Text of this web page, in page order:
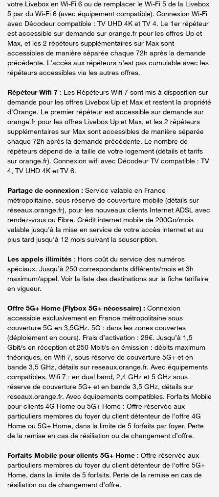
votre Livebox en Wi-Fi 6 ou de remplacer le Wi-Fi 5 de la Livebox
5 par du Wi-Fi 6 (avec équipement compatible). Connexion Wi-Fi
avec Décodeur compatible : TV UHD 4K et TV 4. Le 1er répéteur
est accessible sur demande sur orange.fr pour les offres Up et
Max, et les 2 répéteurs supplémentaires sur Max sont
accessibles de manière séparée chaque 72h après la demande
précédente. L’accès aux répéteurs n’est pas cumulable avec les
répéteurs accessibles via les autres offres.
Répéteur Wifi 7 : Les Répéteurs Wifi 7 sont mis à disposition sur
demande pour les offres Livebox Up et Max et restent la propriété
d'Orange. Le premier répéteur est accessible sur demande sur
orange.fr pour les offres Livebox Up et Max, et les 2 répéteurs
supplémentaires sur Max sont accessibles de manière séparée
chaque 72h après la demande précédente. Le nombre de
répéteurs dépend de la taille de votre logement (détails et tarifs
sur orange.fr). Connexion wifi avec Décodeur TV compatible : TV
4, TV UHD 4K et TV 6.
Partage de connexion : Service valable en France
métropolitaine, sous réserve de couverture mobile (détails sur
réseaux.orange.fr), pour les nouveaux clients Internet ADSL avec
rendez-vous ou Fibre. Crédit internet mobile de 200Go/mois
valable jusqu'à la mise en service de votre accès internet et au
plus tard jusqu'à 12 mois suivant la souscription.
Les appels illimités : Hors coût du service des numéros
spéciaux. Jusqu’à 250 correspondants différents/mois et 3h
maximum/appel. Voir la liste des destinations sur la fiche tarifaire
en vigueur.
Offre 5G+ Home (Flybox 5G+ nécessaire) : Connexion
accessible exclusivement en France métropolitaine sous
couverture 5G en 3,5GHz. 5G : dans les zones couvertes
(déploiement en cours). Frais d’activation : 29€. Jusqu’à 1,5
Gbit/s en réception et 250 Mbit/s en émission : débits maximum
théoriques, en Wifi 7, sous réserve de couverture 5G+ et en
bande 3,5 GHz, détails sur reseaux.orange.fr. Avec équipements
compatibles. Wifi 7 : en dual band, 2,4 GHz et 5 GHz sous
réserve de couverture 5G+ et en bande 3,5 GHz, détails sur
reseaux.orange.fr. Avec équipements compatibles. Forfaits Mobile
pour clients 4G Home ou 5G+ Home : Offre réservée aux
particuliers membres du foyer du client détenteur de l'offre 4G
Home ou 5G+ Home, dans la limite de 5 forfaits par foyer. Perte
de la remise en cas de résiliation ou de changement d’offre.
Forfaits Mobile pour clients 5G+ Home : Offre réservée aux
particuliers membres du foyer du client détenteur de l'offre 5G+
Home, dans la limite de 5 forfaits. Perte de la remise en cas de
résiliation ou de changement d’offre.